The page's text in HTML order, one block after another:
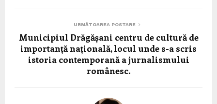
URMĂTOAREA POSTARE
Municipiul Drăgășani centru de cultură de
importanță națională, locul unde s-a scris
istoria contemporană a jurnalismului
românesc.